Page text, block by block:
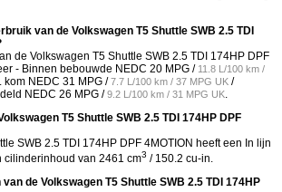
van de Volkswagen T5 Shuttle SWB 2.5 TDI
de Volkswagen T5 Shuttle SWB 2.5 TDI 174HP DPF
- Binnen bebouwde NEDC 20 MPG / 11.8 L/100 km /
kom NEDC 31 MPG /7.7 L/100 km / 37 MPG UK /
NEDC 26 MPG /9.2 L/100 km / 31 MPG UK.
T5 Shuttle SWB 2.5 TDI 174HP DPF
SWB 2.5 TDI 174HP DPF 4MOTION heeft een In lijn
cilinderinhoud van 2461 cm3 / 150.2 cu-in.
de Volkswagen T5 Shuttle SWB 2.5 TDI 174HP